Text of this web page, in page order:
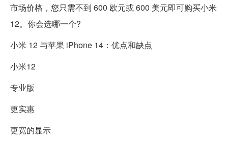
市场价格，您只需不到 600 欧元或 600 美元即可购买小米
12。你会选哪一个?
小米 12 与苹果 iPhone 14：优点和缺点
小米12
专业版
更实惠
更宽的显示